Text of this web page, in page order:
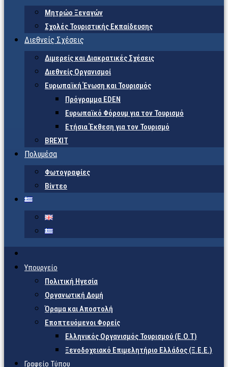
Μητρώο Ξεναγών
Σχολές Τουριστικής Εκπαίδευσης
Διεθνείς Σχέσεις
Διμερείς και Διακρατικές Σχέσεις
Διεθνείς Οργανισμοί
Ευρωπαϊκή Ένωση και Τουρισμός
Πρόγραμμα EDEN
Ευρωπαϊκό Φόρουμ για τον Τουρισμό
Ετήσια Έκθεση για τον Τουρισμό
BREXIT
Πολυμέσα
Φωτογραφίες
Βίντεο
Υπουργείο
Πολιτική Ηγεσία
Οργανωτική Δομή
Όραμα και Αποστολή
Εποπτευόμενοι Φορείς
Eλληνικός Οργανισμός Τουρισμού (Ε.Ο.Τ)
Ξενοδοχειακό Επιμελητήριο Ελλάδος (Ξ.Ε.Ε.)
Γραφείο Τύπου